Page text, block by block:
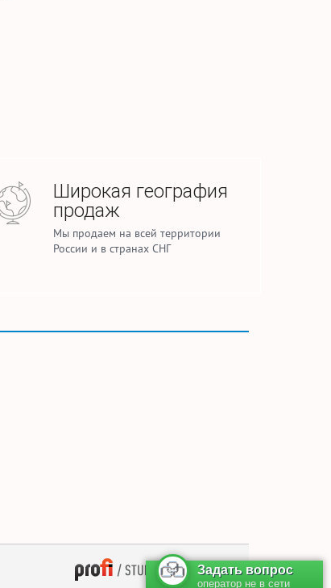
Широкая география
продаж
Мы продаем на всей территории
России и в странах СНГ
— поддержка сайта
Задать вопрос
оператор не в сети